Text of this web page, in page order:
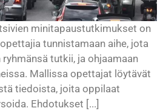
minitapaustutkimukset on
tunnistamaan aihe, jota
tutkii, ja ohjaamaan
Mallissa opettajat löytävät
tiedoista, joita oppilaat
Ehdotukset [...]